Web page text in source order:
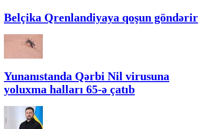
Belçika Qrenlandiyaya qoşun göndərir
Yunanıstanda Qərbi Nil virusuna
yoluxma halları 65-ə çatıb